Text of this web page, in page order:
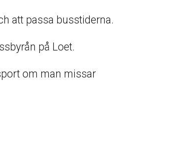
att passa busstiderna.
på Loet.
om man missar